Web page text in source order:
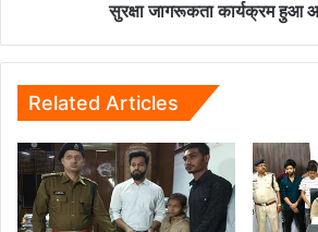
सुरक्षा
कार्यक्रम
हुआ
आयोजित...
सुरक्षा जागरूकता कार्यक्रम हुआ
Related Articles